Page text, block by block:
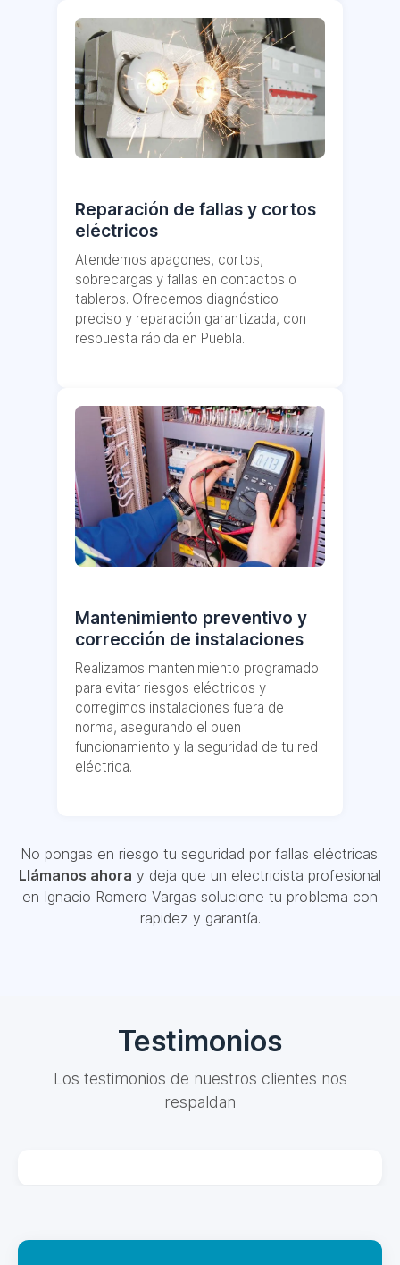
Reparación de fallas y cortos
eléctricos
Atendemos apagones, cortos,
sobrecargas y fallas en contactos o
tableros. Ofrecemos diagnóstico
preciso y reparación garantizada, con
respuesta rápida en Puebla.
Mantenimiento preventivo y
corrección de instalaciones
Realizamos mantenimiento programado
para evitar riesgos eléctricos y
corregimos instalaciones fuera de
norma, asegurando el buen
funcionamiento y la seguridad de tu red
eléctrica.
No pongas en riesgo tu seguridad por fallas eléctricas.
Llámanos ahora y deja que un electricista profesional
en Ignacio Romero Vargas solucione tu problema con
rapidez y garantía.
Testimonios
Los testimonios de nuestros clientes nos
respaldan